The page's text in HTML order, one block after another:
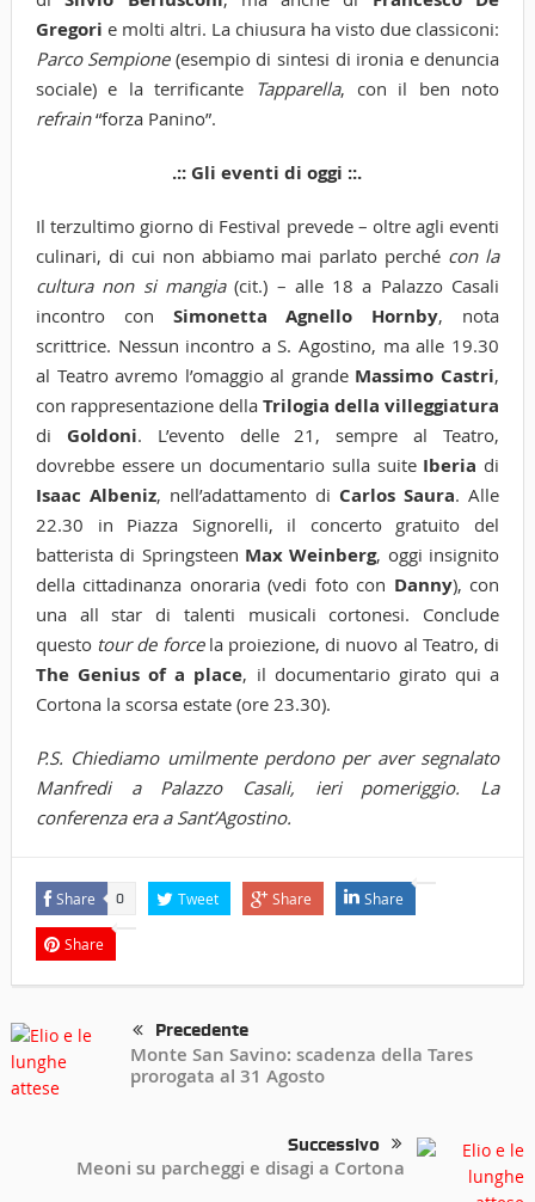
Gregori e molti altri. La chiusura ha visto due classiconi:
Parco Sempione(esempio di sintesi di ironia e denuncia
sociale) e la terrificante Tapparella, con il ben noto
refrain“forza Panino”.
.:: Gli eventi di oggi ::.
Il terzultimo giorno di Festival prevede – oltre agli eventi
culinari, di cui non abbiamo mai parlato perché con la
cultura non si mangia(cit.) – alle 18 a Palazzo Casali
incontro con Simonetta Agnello Hornby, nota
scrittrice. Nessun incontro a S. Agostino, ma alle 19.30
al Teatro avremo l’omaggio al grande Massimo Castri,
con rappresentazione della Trilogia della villeggiatura
di Goldoni. L’evento delle 21, sempre al Teatro,
dovrebbe essere un documentario sulla suite Iberia di
Isaac Albeniz, nell’adattamento di Carlos Saura. Alle
22.30 in Piazza Signorelli, il concerto gratuito del
batterista di Springsteen Max Weinberg, oggi insignito
della cittadinanza onoraria (vedi foto con Danny), con
una all star di talenti musicali cortonesi. Conclude
questo tour de forcela proiezione, di nuovo al Teatro, di
The Genius of a place, il documentario girato qui a
Cortona la scorsa estate (ore 23.30).
P.S. Chiediamo umilmente perdono per aver segnalato
Manfredi a Palazzo Casali, ieri pomeriggio. La
conferenza era a Sant’Agostino.
Share 0 Tweet Share Share
Share
Precedente
Monte San Savino: scadenza della Tares
prorogata al 31 Agosto
Successivo
Meoni su parcheggi e disagi a Cortona